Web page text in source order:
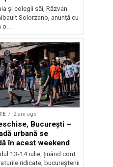
și colegii săi, Răzvan
Solorzano, anunță cu
o...
2 ani ago
București –
urbană se
în acest weekend
13-14 iulie, ținând cont
ridicate, bucureștenii